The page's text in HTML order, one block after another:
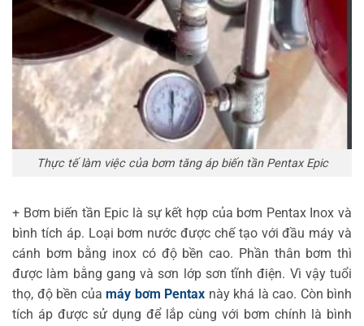
Thực tế làm việc của bơm tăng áp biến tần Pentax Epic
+ Bơm biến tần Epic là sự kết hợp của bơm Pentax Inox và
bình tích áp. Loại bơm nước được chế tạo với đầu máy và
cánh bơm bằng inox có độ bền cao. Phần thân bơm thì
được làm bằng gang và sơn lớp sơn tĩnh điện. Vì vậy tuổi
thọ, độ bền của máy bơm Pentax này khá là cao. Còn bình
tích áp được sử dụng để lắp cùng với bơm chính là bình